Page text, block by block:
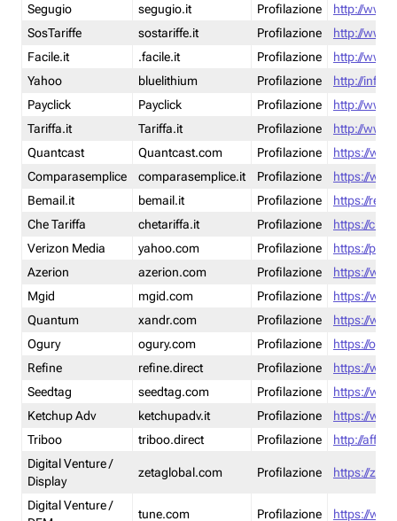
Segugio
segugio.it Profilazione
http://
SosTariffe
sostariffe.it Profilazione
http://
Facile.it
.facile.it Profilazione
http://
Yahoo
bluelithium Profilazione
http://
Payclick
Payclick Profilazione
http://
Tariffa.it
Tariffa.it Profilazione
http://
Quantcast
Quantcast.com Profilazione
https://
Comparasemplice
comparasemplice.it Profilazione
https://
Bemail.it
bemail.it Profilazione
https://
Che Tariffa
chetariffa.it Profilazione
https://
Verizon Media
yahoo.com Profilazione
https://
Azerion
azerion.com Profilazione
https://
Mgid
mgid.com Profilazione
https://
Quantum
xandr.com Profilazione
https://
Ogury
ogury.com Profilazione
https://
Refine
refine.direct Profilazione
https://
Seedtag
seedtag.com Profilazione
https://
Ketchup Adv
ketchupadv.it Profilazione
https://
Triboo
triboo.direct Profilazione
http://
Digital Venture /
Display
zetaglobal.com Profilazione https://
Digital Venture /
tune.com Profilazione https://